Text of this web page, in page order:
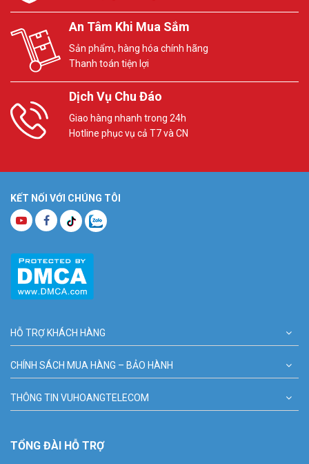
An Tâm Khi Mua Sắm
Sản phẩm, hàng hóa chính hãng
Thanh toán tiện lợi
Dịch Vụ Chu Đáo
Giao hàng nhanh trong 24h
Hotline phục vụ cả T7 và CN
KẾT NỐI VỚI CHÚNG TÔI
HỖ TRỢ KHÁCH HÀNG
CHÍNH SÁCH MUA HÀNG – BẢO HÀNH
THÔNG TIN VUHOANGTELECOM
TỔNG ĐÀI HỖ TRỢ